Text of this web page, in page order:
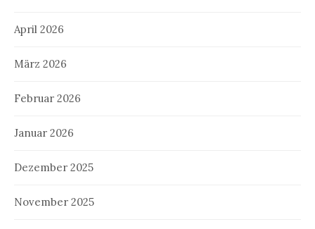
April 2026
März 2026
Februar 2026
Januar 2026
Dezember 2025
November 2025